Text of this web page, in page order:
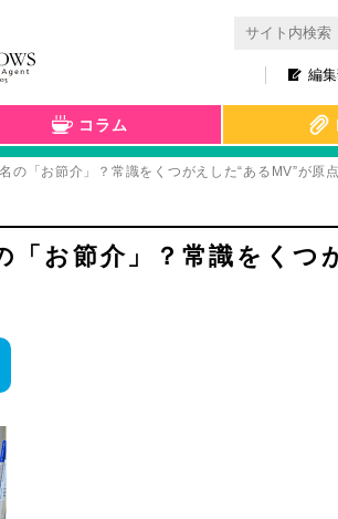
編
コラム
の「お節介」？常識をくつがえした“あるMV”が原点
お節介」？常識をくつ